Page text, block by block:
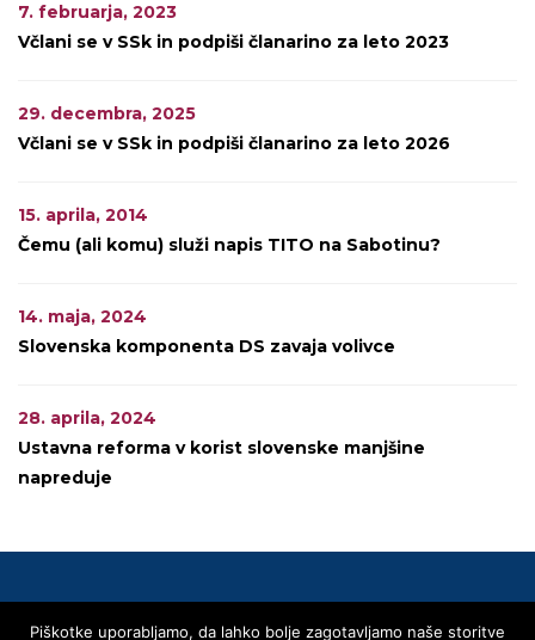
7. februarja, 2023
Včlani se v SSk in podpiši članarino za leto 2023
29. decembra, 2025
Včlani se v SSk in podpiši članarino za leto 2026
15. aprila, 2014
Čemu (ali komu) služi napis TITO na Sabotinu?
14. maja, 2024
Slovenska komponenta DS zavaja volivce
28. aprila, 2024
Ustavna reforma v korist slovenske manjšine
napreduje
Piškotke uporabljamo, da lahko bolje zagotavljamo naše storitve